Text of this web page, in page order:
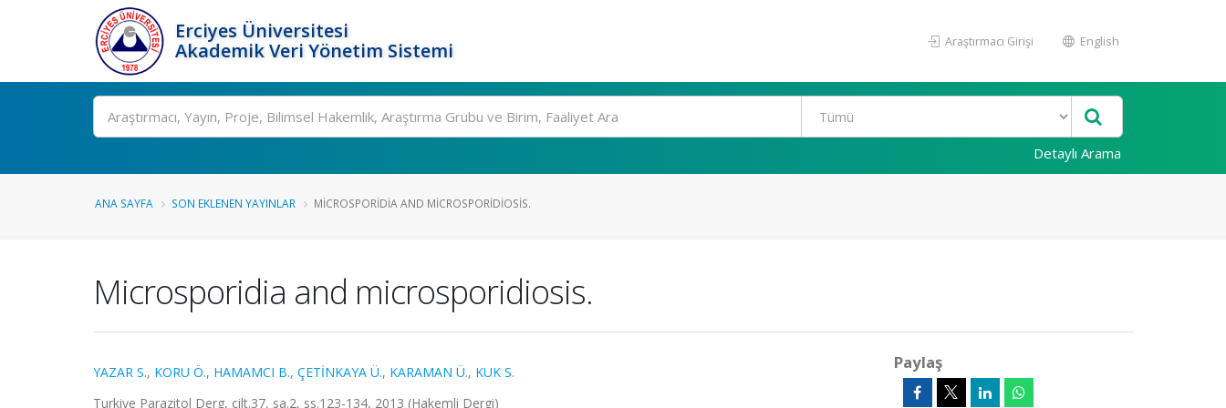
Erciyes Üniversitesi
Akademik Veri Yönetim Sistemi
Araştırmacı Girişi English
Ara
Detaylı Arama
ANA SAYFA SON EKLENEN YAYINLAR MICROSPORIDIA AND MICROSPORIDIOSIS.
Microsporidia and microsporidiosis.
YAZAR S., KORU Ö., HAMAMCI B., ÇETİNKAYA Ü., KARAMAN Ü., KUK S.
Turkiye Parazitol Derg, cilt.37, sa.2, ss.123-134, 2013 (Hakemli Dergi)
Paylaş